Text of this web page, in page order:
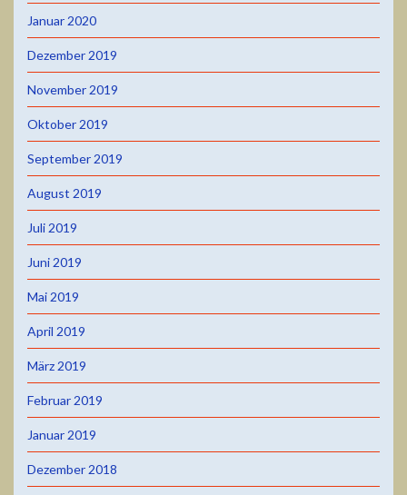
Januar 2020
Dezember 2019
November 2019
Oktober 2019
September 2019
August 2019
Juli 2019
Juni 2019
Mai 2019
April 2019
März 2019
Februar 2019
Januar 2019
Dezember 2018